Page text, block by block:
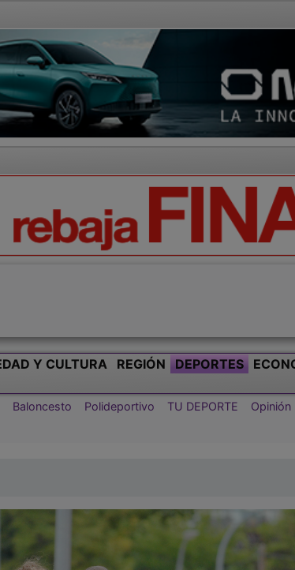
Y CULTURA REGIÓN DEPORTES
Baloncesto Polideportivo TU DEPORTE Opinión